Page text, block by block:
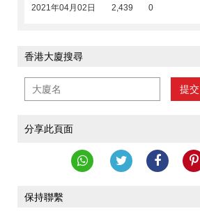
2021年04月02日 2,439 0
香港大廈搜尋
提交
分享此頁面
保持聯繫